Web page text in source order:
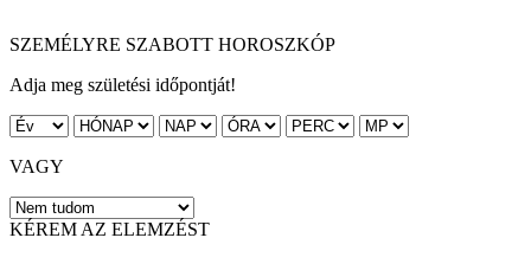
SZEMÉLYRE SZABOTT HOROSZKÓP
Adja meg születési időpontját!
VAGY
KÉREM AZ ELEMZÉST